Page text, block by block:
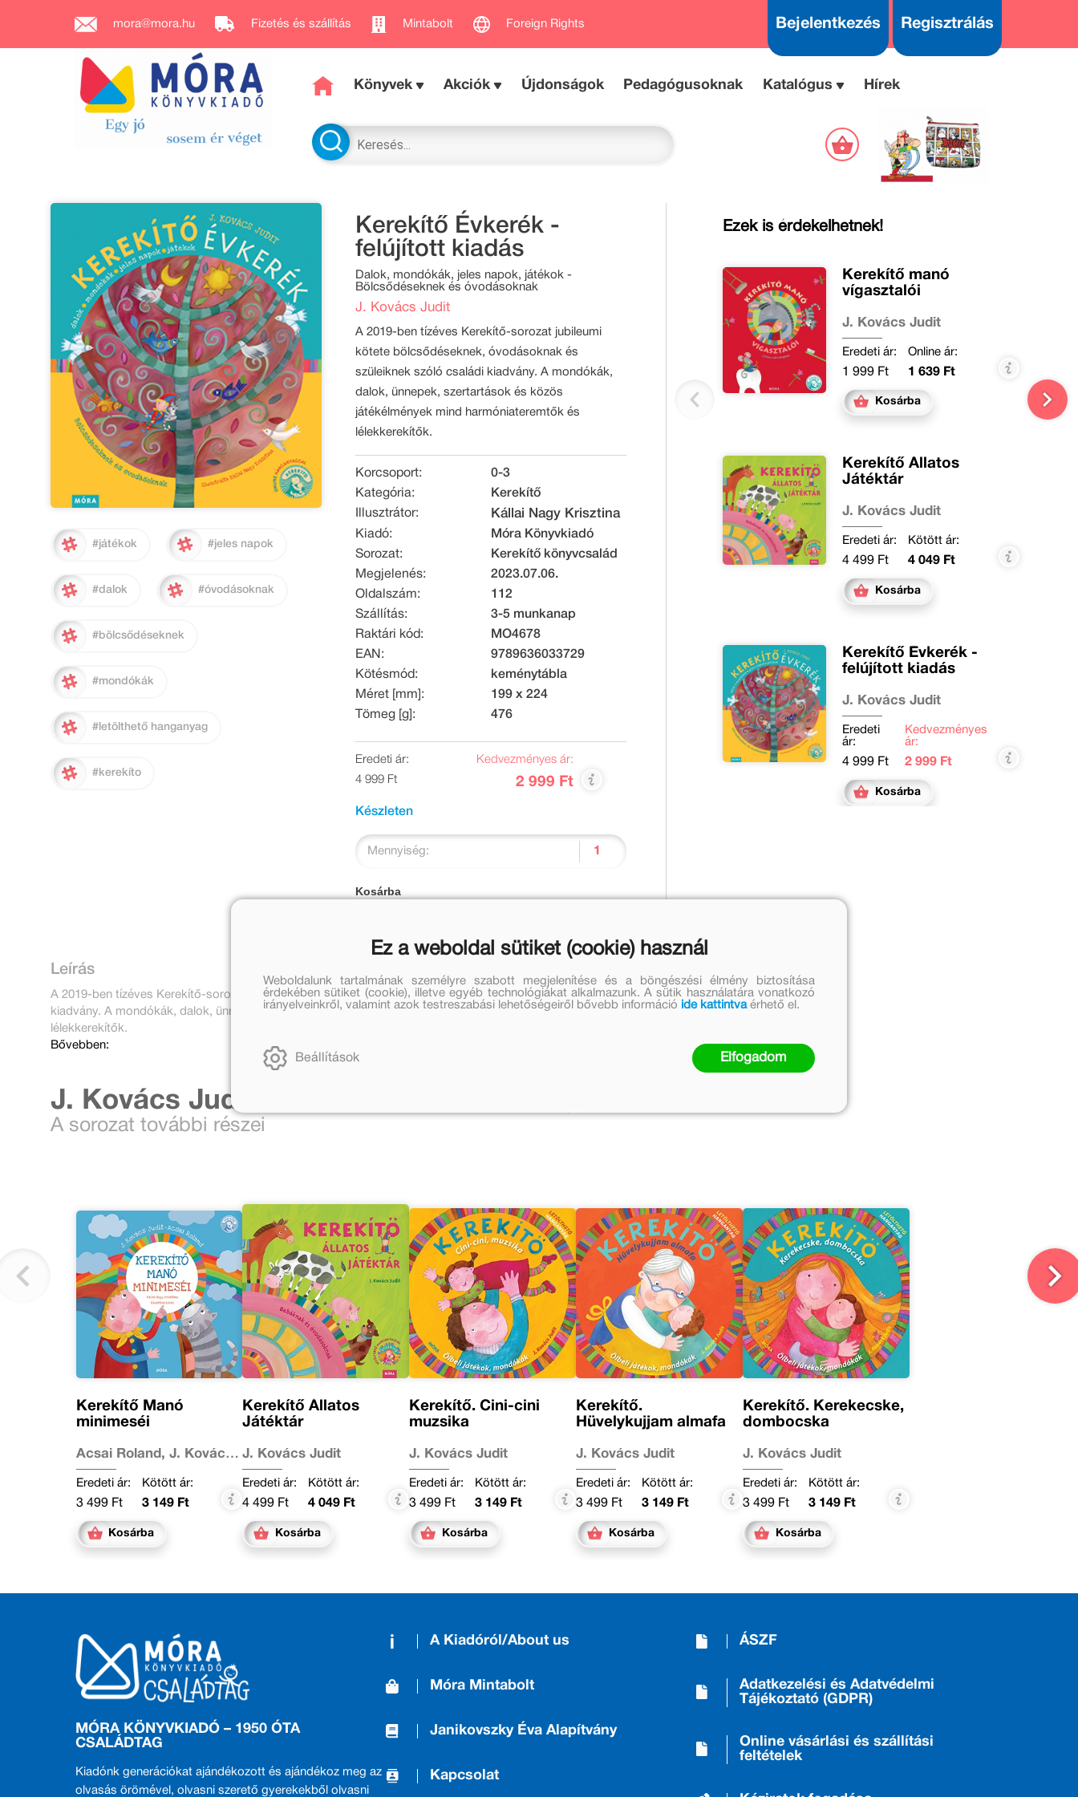
mora@mora.hu Fizetés és szállítás Mintabolt Foreign Rights Bejelentkezés Regisztrálás
Könyvek Akciók Újdonságok Pedagógusoknak Katalógus Hírek
#játékok #jeles napok
#dalok #óvodásoknak
#bölcsődéseknek
#mondókák
#letölthető hanganyag
#kerekíto
Kerekítő Évkerék -
felújított kiadás
Dalok, mondókák, jeles napok, játékok -
Bölcsődéseknek és óvodásoknak
J. Kovács Judit
A 2019-ben tízéves Kerekítő-sorozat jubileumi
kötete bölcsődéseknek, óvodásoknak és
szüleiknek szóló családi kiadvány. A mondókák,
dalok, ünnepek, szertartások és közös
játékélmények mind harmóniateremtők és
lélekkerekítők.
Korcsoport:
0-3
Kategória:
Kerekítő
Illusztrátor:
Kállai Nagy Krisztina
Kiadó:
Móra Könyvkiadó
Sorozat:
Kerekítő könyvcsalád
Megjelenés:
2023.07.06.
Oldalszám:
112
Szállítás:
3-5 munkanap
Raktári kód:
MO4678
EAN:
9789636033729
Kötésmód:
keménytábla
Méret [mm]:
199 x 224
Tömeg [g]:
476
Eredeti ár:
4 999 Ft
Kedvezményes ár:
2 999 Ft
Készleten
Mennyiség:
Kosárba
Leírás
A 2019-ben tízéves Kerekítő-sorozat jubileumi kötete bölcsődéseknek, óvodásoknak és szüleiknek szóló családi
kiadvány. A mondókák, dalok, ünnepek, szertartások és közös játékélmények mind harmóniateremtők és
lélekkerekítők.
Bővebben:
Ezek is érdekelhetnek!
Kerekítő manó
vígasztalói
J. Kovács Judit
Eredeti ár:
1 999 Ft
Online ár:
1 639 Ft
Kosárba
Kerekítő Állatos
Játéktár
J. Kovács Judit
Eredeti ár:
4 499 Ft
Kötött ár:
4 049 Ft
Kosárba
Kerekítő Évkerék -
felújított kiadás
J. Kovács Judit
Eredeti
ár:
4 999 Ft
Kedvezményes
ár:
2 999 Ft
Kosárba
J. Kovács Judit további művei
A sorozat további részei
Kerekítő Manó
minimeséi
Acsai Roland, J. Kovács
Judit
Eredeti ár:
3 499 Ft
Kötött ár:
3 149 Ft
Kosárba
Kerekítő Állatos
Játéktár
J. Kovács Judit
Eredeti ár:
4 499 Ft
Kötött ár:
4 049 Ft
Kosárba
Kerekítő. Cini-cini
muzsika
J. Kovács Judit
Eredeti ár:
3 499 Ft
Kötött ár:
3 149 Ft
Kosárba
Kerekítő.
Hüvelykujjam almafa
J. Kovács Judit
Eredeti ár:
3 499 Ft
Kötött ár:
3 149 Ft
Kosárba
Kerekítő. Kerekecske,
dombocska
J. Kovács Judit
Eredeti ár:
3 499 Ft
Kötött ár:
3 149 Ft
Kosárba
MÓRA KÖNYVKIADÓ – 1950 ÓTA
CSALÁDTAG
Kiadónk generációkat ajándékozott és ajándékoz meg az
olvasás örömével, olvasni szerető gyerekekből olvasni
A Kiadóról/About us
Móra Mintabolt
Janikovszky Éva Alapítvány
Kapcsolat
ÁSZF
Adatkezelési és Adatvédelmi
Tájékoztató (GDPR)
Online vásárlási és szállítási
feltételek
Ez a weboldal sütiket (cookie) használ
Weboldalunk tartalmának személyre szabott megjelenítése és a böngészési élmény biztosítása
érdekében sütiket (cookie), illetve egyéb technológiákat alkalmazunk. A sütik használatára vonatkozó
irányelveinkről, valamint azok testreszabási lehetőségeiről bővebb információ ide kattintvaérhető el.
Beállítások Elfogadom